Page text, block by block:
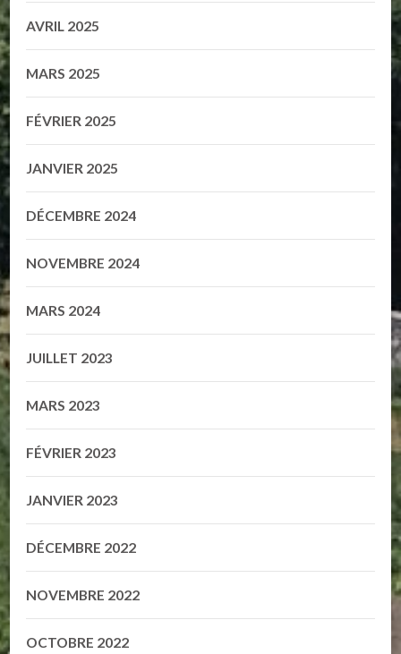
AVRIL 2025
MARS 2025
FÉVRIER 2025
JANVIER 2025
DÉCEMBRE 2024
NOVEMBRE 2024
MARS 2024
JUILLET 2023
MARS 2023
FÉVRIER 2023
JANVIER 2023
DÉCEMBRE 2022
NOVEMBRE 2022
OCTOBRE 2022